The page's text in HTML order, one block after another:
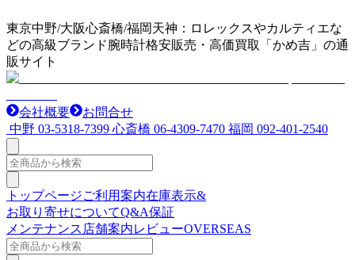
東京中野/大阪心斎橋/福岡天神：ロレックスやカルティエな
どの高級ブランド腕時計格安販売・高価買取「かめ吉」の通
販サイト
会社概要
お問合せ
中野 03-5318-7399 心斎橋 06-4309-7470 福岡 092-401-2540
トップページご利用案内在庫表示&
お取り寄せについてQ&A保証
メンテナンス 店舗案内レビューOVERSEAS